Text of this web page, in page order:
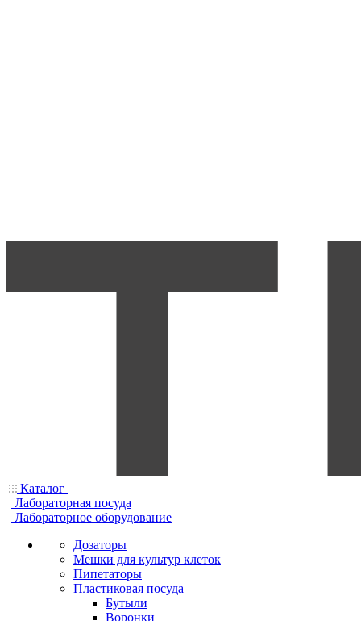
Каталог
Лабораторная посуда
Лабораторное оборудование
Дозаторы
Мешки для культур клеток
Пипетаторы
Пластиковая посуда
Бутыли
Воронки